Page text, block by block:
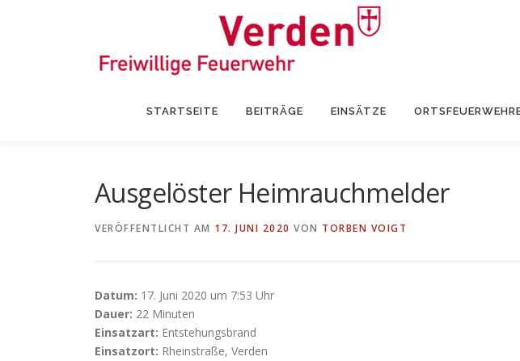
STARTSEITE BEITRÄGE EINSÄTZE
Ausgelöster Heimrauchmelder
VERÖFFENTLICHT AM 17. JUNI 2020 VON TORBEN VOIGT
Datum: 17. Juni 2020 um 7:53 Uhr
Dauer: 22 Minuten
Einsatzart: Entstehungsbrand
Einsatzort: Rheinstraße, Verden